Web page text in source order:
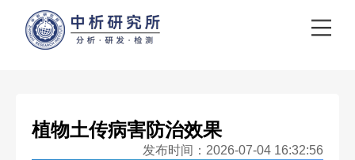
植物土传病害防治效果
发布时间：2026-07-04 16:32:56